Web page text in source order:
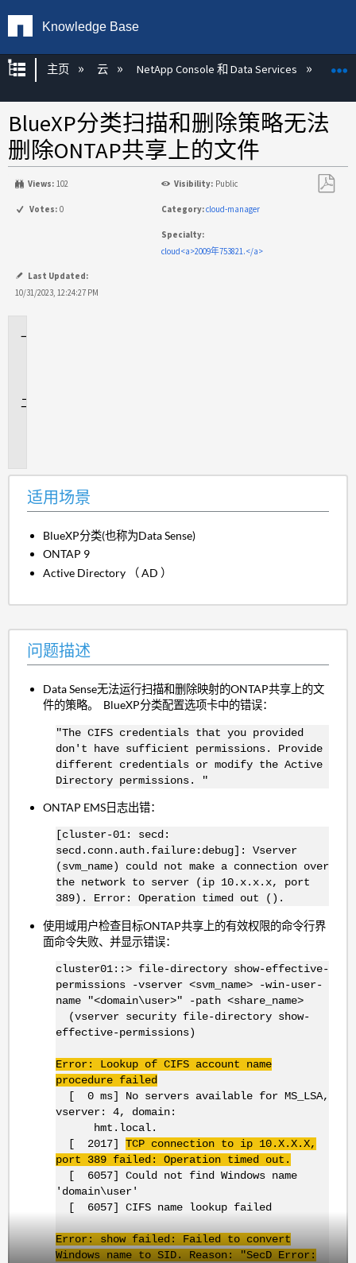
Knowledge Base
扩展/隐缩全局层次
主页 云 NetApp Console 和 Data Services
BlueXP分类扫描和删除策略无法
删除ONTAP共享上的文件
Views: 102 Visibility: Public
Votes: 0 Category:cloud-manager
Specialty:
cloud<a>2009年753821.</a>
Last Updated:
10/31/2023, 12:24:27 PM
适用场景
BlueXP分类(也称为Data Sense)
ONTAP 9
Active Directory （ AD ）
问题描述
Data Sense无法运行扫描和删除映射的ONTAP共享上的文
件的策略。 BlueXP分类配置选项卡中的错误：
"The CIFS credentials that you provided
don't have sufficient permissions. Provide
different credentials or modify the Active
Directory permissions. "
ONTAP EMS日志出错：
[cluster-01: secd:
secd.conn.auth.failure:debug]: Vserver
(svm_name) could not make a connection over
the network to server (ip 10.x.x.x, port
389). Error: Operation timed out ().
使用域用户检查目标ONTAP共享上的有效权限的命令行界
面命令失败、并显示错误：
cluster01::> file-directory show-effective-
permissions -vserver <svm_name> -win-user-
name "<domain\user>" -path <share_name>
(vserver security file-directory show-
effective-permissions)
Error: Lookup of CIFS account name
procedure failed
[ 0 ms] No servers available for MS_LSA,
vserver: 4, domain:
hmt.local.
[ 2017] TCP connection to ip 10.X.X.X,
port 389 failed: Operation timed out.
[ 6057] Could not find Windows name
'domain\user'
[ 6057] CIFS name lookup failed
Error: show failed: Failed to convert
Windows name to SID. Reason: "SecD Error: